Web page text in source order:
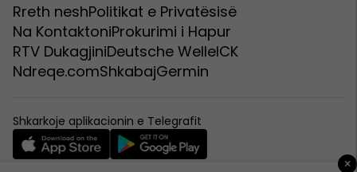
Rreth neshPolitikat e Privatësisë
Na KontaktoniProkurimi i Hapur
RTV DukagjiniDeutsche WelleICK
Ndreqe.comShkabajGermin
Shkarkoje aplikacionin e Telegrafit
×